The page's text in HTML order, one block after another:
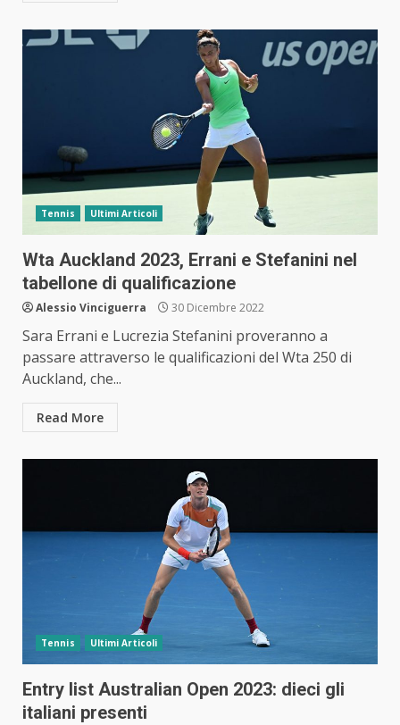
Tennis Ultimi Articoli
Wta Auckland 2023, Errani e Stefanini nel
tabellone di qualificazione
Alessio Vinciguerra 30 Dicembre 2022
Sara Errani e Lucrezia Stefanini proveranno a
passare attraverso le qualificazioni del Wta 250 di
Auckland, che...
Read More
Tennis Ultimi Articoli
Entry list Australian Open 2023: dieci gli
italiani presenti